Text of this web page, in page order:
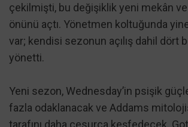
çekilmişti, bu değişiklik yeni mekân
önünü açtı. Yönetmen koltuğunda
var; kendisi sezonun açılış dahil dört
yönetti.
Yeni sezon, Wednesday’in psişik
fazla odaklanacak ve Addams
tarafını daha cesurca keşfedecek.